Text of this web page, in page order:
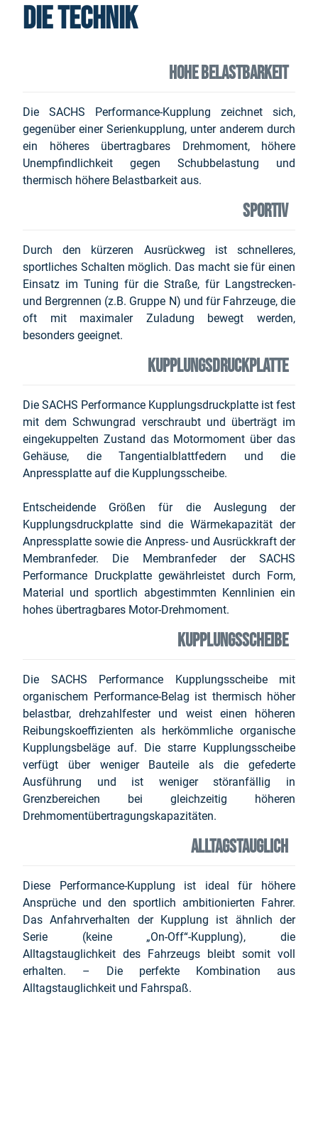
Die Technik
HOHE BELASTBARKEIT
Die SACHS Performance-Kupplung zeichnet sich,
gegenüber einer Serienkupplung, unter anderem durch
ein höheres übertragbares Drehmoment, höhere
Unempfindlichkeit gegen Schubbelastung und
thermisch höhere Belastbarkeit aus.
SPORTIV
Durch den kürzeren Ausrückweg ist schnelleres,
sportliches Schalten möglich. Das macht sie für einen
Einsatz im Tuning für die Straße, für Langstrecken-
und Bergrennen (z.B. Gruppe N) und für Fahrzeuge, die
oft mit maximaler Zuladung bewegt werden,
besonders geeignet.
Kupplungsdruckplatte
Die SACHS Performance Kupplungsdruckplatte ist fest
mit dem Schwungrad verschraubt und überträgt im
eingekuppelten Zustand das Motormoment über das
Gehäuse, die Tangentialblattfedern und die
Anpressplatte auf die Kupplungsscheibe.
Entscheidende Größen für die Auslegung der
Kupplungsdruckplatte sind die Wärmekapazität der
Anpressplatte sowie die Anpress- und Ausrückkraft der
Membranfeder. Die Membranfeder der SACHS
Performance Druckplatte gewährleistet durch Form,
Material und sportlich abgestimmten Kennlinien ein
hohes übertragbares Motor-Drehmoment.
Kupplungsscheibe
Die SACHS Performance Kupplungsscheibe mit
organischem Performance-Belag ist thermisch höher
belastbar, drehzahlfester und weist einen höheren
Reibungskoeffizienten als herkömmliche organische
Kupplungsbeläge auf. Die starre Kupplungsscheibe
verfügt über weniger Bauteile als die gefederte
Ausführung und ist weniger störanfällig in
Grenzbereichen bei gleichzeitig höheren
Drehmomentübertragungskapazitäten.
ALLTAGSTAUGLICH
Diese Performance-Kupplung ist ideal für höhere
Ansprüche und den sportlich ambitionierten Fahrer.
Das Anfahrverhalten der Kupplung ist ähnlich der
Serie (keine „On-Off“-Kupplung), die
Alltagstauglichkeit des Fahrzeugs bleibt somit voll
erhalten. – Die perfekte Kombination aus
Alltagstauglichkeit und Fahrspaß.